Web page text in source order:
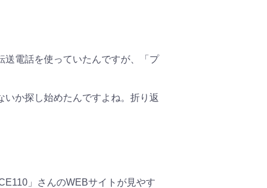
送電話を使っていたんですが、「プ
か探し始めたんですよね。折り返
」さんのWEBサイトが見やす